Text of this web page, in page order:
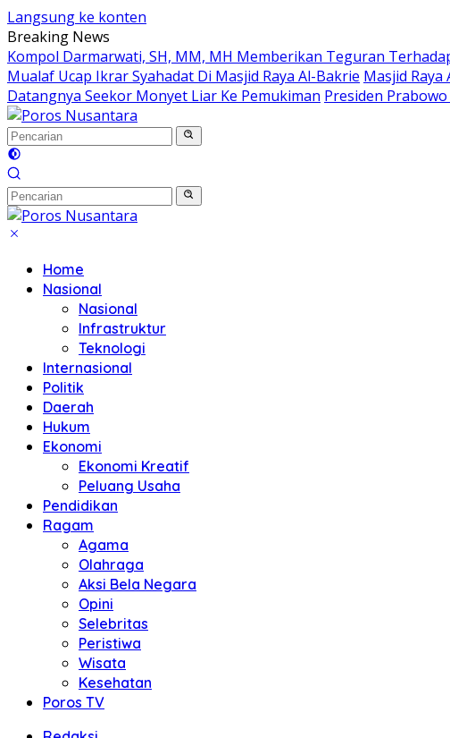
Langsung ke konten
Breaking News
Kompol Darmarwati, SH, MM, MH Memberikan Teguran
Mualaf Ucap Ikrar Syahadat Di Masjid Raya Al-Bakrie Masjid
Datangnya Seekor Monyet Liar Ke Pemukiman Presiden
Home
Nasional
Nasional
Infrastruktur
Teknologi
Internasional
Politik
Daerah
Hukum
Ekonomi
Ekonomi Kreatif
Peluang Usaha
Pendidikan
Ragam
Agama
Olahraga
Aksi Bela Negara
Opini
Selebritas
Peristiwa
Wisata
Kesehatan
Poros TV